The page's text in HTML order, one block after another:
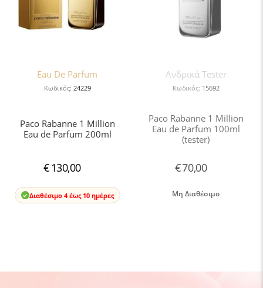
Eau De Parfum
Κωδικός: 24229
Paco Rabanne 1 Million
Eau de Parfum 200ml
€ 130,00
Διαθέσιμο 4 έως 10 ημέρες
Ανδρικά Tester
Κωδικός: 15692
Paco Rabanne 1 Million
Eau de Parfum 100ml
(tester)
€70,00
Μη Διαθέσιμο